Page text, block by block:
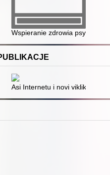
Wspieranie zdrowia
wielokulturowości i
Asi Internetu i novi vikliki :